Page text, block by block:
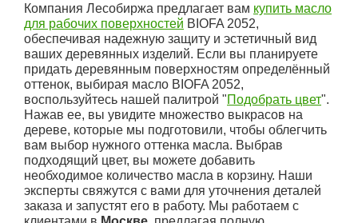
Компания Лесобиржа предлагает вам купить масло
для рабочих поверхностей BIOFA 2052,
обеспечивая надежную защиту и эстетичный вид
ваших деревянных изделий. Если вы планируете
придать деревянным поверхностям определённый
оттенок, выбирая масло BIOFA 2052,
воспользуйтесь нашей палитрой "Подобрать цвет".
Нажав ее, вы увидите множество выкрасов на
дереве, которые мы подготовили, чтобы облегчить
вам выбор нужного оттенка масла. Выбрав
подходящий цвет, вы можете добавить
необходимое количество масла в корзину. Наши
эксперты свяжутся с вами для уточнения деталей
заказа и запустят его в работу. Мы работаем с